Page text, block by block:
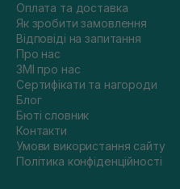
Оплата та доставка
Як зробити замовлення
Відповіді на запитання
Про нас
ЗМІ про нас
Сертифікати та нагороди
Блог
Бюті словник
Контакти
Умови використання сайту
Політика конфіденційності